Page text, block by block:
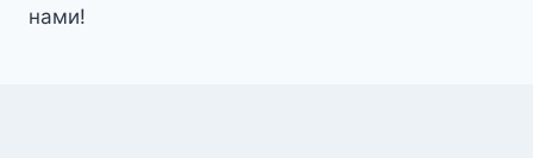
записям
нами!